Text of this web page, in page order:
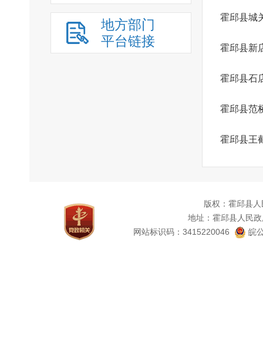
地方部门
平台链接
霍邱县城
霍邱县新
霍邱县石
霍邱县范
霍邱县王
版权：霍邱县
地址：霍邱县人民
网站标识码：3415220046
皖